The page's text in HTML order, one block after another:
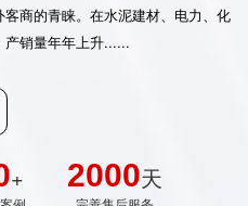
商的青睐。在水泥建材、电力、化
产销量年年上升......
+ 2000天